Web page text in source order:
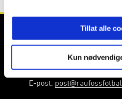
Tillat alle
Kun
E-post: